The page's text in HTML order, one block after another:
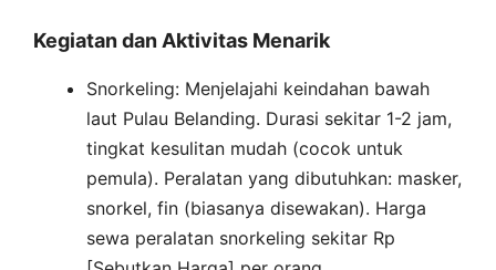
Kegiatan dan Aktivitas Menarik
Snorkeling: Menjelajahi keindahan bawah
laut Pulau Belanding. Durasi sekitar 1-2 jam,
tingkat kesulitan mudah (cocok untuk
pemula). Peralatan yang dibutuhkan: masker,
snorkel, fin (biasanya disewakan). Harga
sewa peralatan snorkeling sekitar Rp